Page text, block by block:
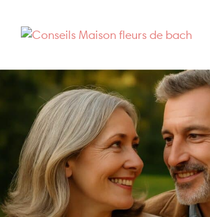
contenu